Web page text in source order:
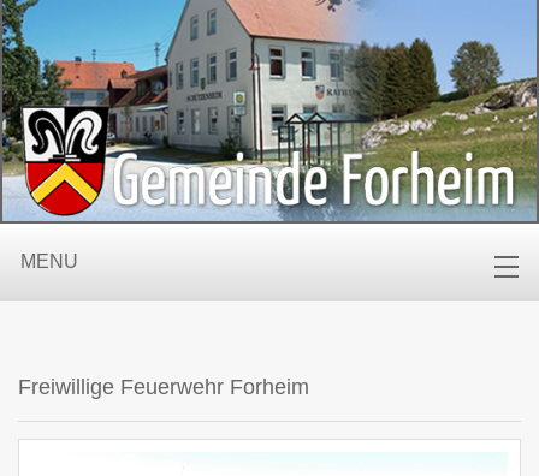
MENU
Freiwillige Feuerwehr Forheim